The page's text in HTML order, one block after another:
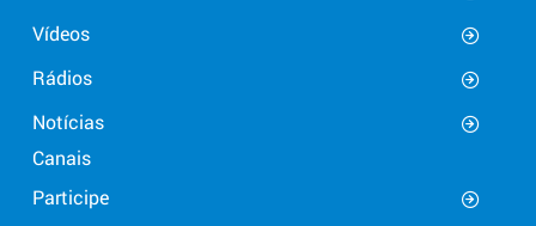
Vídeos
Rádios
Notícias
Canais
Participe